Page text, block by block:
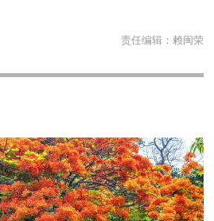
责任编辑： 赖闽荣